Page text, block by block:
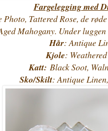
Fargelegging med
Photo, Tattered Rose, de
Mahogany. Under
Hår: Antique
Kjole:
Katt: Black Soot,
Sko/Skilt: Antique